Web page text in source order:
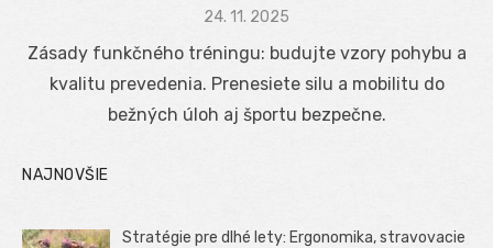
Posted
24. 11. 2025
Zásady funkčného tréningu: budujte vzory pohybu a
kvalitu prevedenia. Prenesiete silu a mobilitu do
bežných úloh aj športu bezpečne.
NAJNOVŠIE
Stratégie pre dlhé lety: Ergonomika, stravovacie